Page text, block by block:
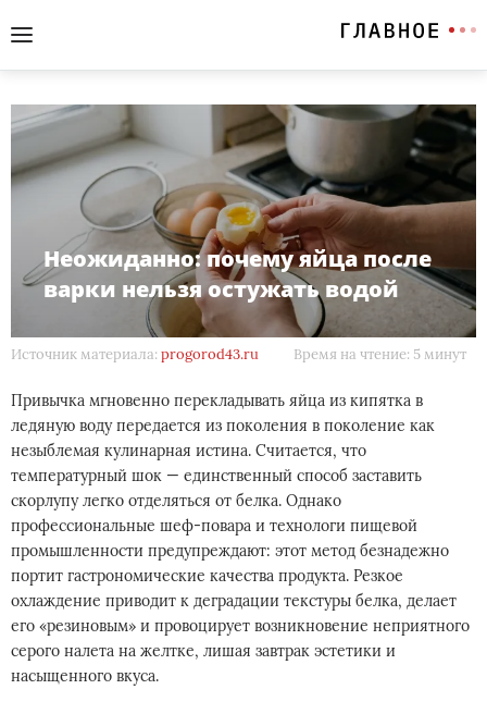
Неожиданно: почему яйца после
варки нельзя остужать водой
Источник материала: progorod43.ru Время на чтение: 5 минут
Привычка мгновенно перекладывать яйца из кипятка в
ледяную воду передается из поколения в поколение как
незыблемая кулинарная истина. Считается, что
температурный шок — единственный способ заставить
скорлупу легко отделяться от белка. Однако
профессиональные шеф-повара и технологи пищевой
промышленности предупреждают: этот метод безнадежно
портит гастрономические качества продукта. Резкое
охлаждение приводит к деградации текстуры белка, делает
его «резиновым» и провоцирует возникновение неприятного
серого налета на желтке, лишая завтрак эстетики и
насыщенного вкуса.